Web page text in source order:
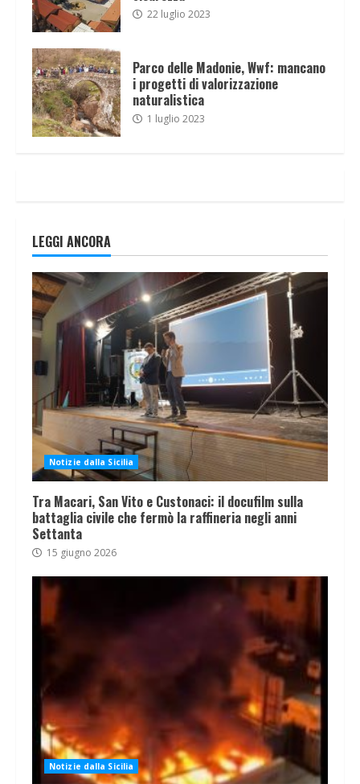
22 luglio 2023
Parco delle Madonie, Wwf: mancano
i progetti di valorizzazione
naturalistica
1 luglio 2023
LEGGI ANCORA
Notizie dalla Sicilia
Tra Macari, San Vito e Custonaci: il docufilm sulla
battaglia civile che fermò la raffineria negli anni
Settanta
15 giugno 2026
Notizie dalla Sicilia